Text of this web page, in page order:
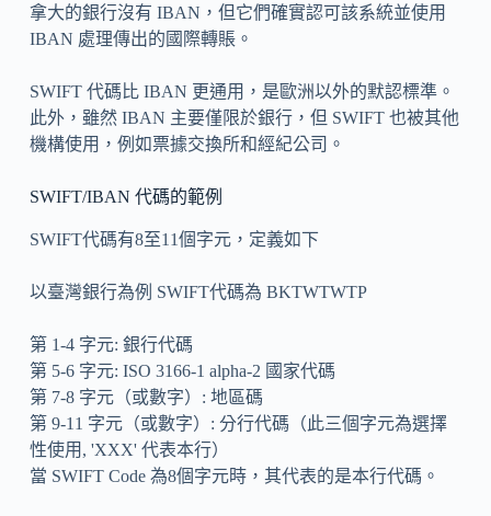
拿大的銀行沒有 IBAN，但它們確實認可該系統並使用
IBAN 處理傳出的國際轉賬。
SWIFT 代碼比 IBAN 更通用，是歐洲以外的默認標準。
此外，雖然 IBAN 主要僅限於銀行，但 SWIFT 也被其他
機構使用，例如票據交換所和經紀公司。
SWIFT/IBAN 代碼的範例
SWIFT代碼有8至11個字元，定義如下
以臺灣銀行為例 SWIFT代碼為 BKTWTWTP
第 1-4 字元: 銀行代碼
第 5-6 字元: ISO 3166-1 alpha-2 國家代碼
第 7-8 字元（或數字）: 地區碼
第 9-11 字元（或數字）: 分行代碼（此三個字元為選擇
性使用, 'XXX' 代表本行）
當 SWIFT Code 為8個字元時，其代表的是本行代碼。